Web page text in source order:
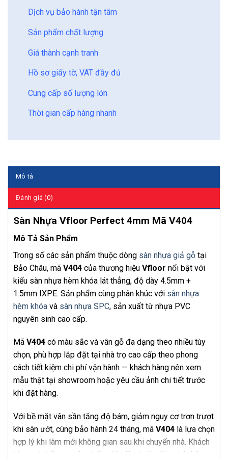
Dịch vụ bảo hành tận tâm
Sản phẩm chất lượng
Giá thành cạnh tranh
Hồ sơ giấy tờ, VAT đầy đủ
Cung cấp số lượng lớn
Thời gian cấp hàng nhanh
Mô tả
Đánh giá (0)
Sàn Nhựa Vfloor Perfect 4mm Mã V404
Mô Tả Sản Phẩm
Trong số các sản phẩm thuộc dòng sàn nhựa giả gỗ tại
Bảo Châu, mã V404 của thương hiệu Vfloor nổi bật với
kiểu sàn nhựa hèm khóa lát thẳng, độ dày 4.5mm +
1.5mm IXPE. Sản phẩm cùng phân khúc với sàn nhựa
hèm khóa và sàn nhựa SPC, sản xuất từ nhựa PVC
nguyên sinh cao cấp.
Mã V404 có màu sắc và vân gỗ đa dạng theo nhiều tùy
chọn, phù hợp lắp đặt tại nhà trọ cao cấp theo phong
cách tiết kiệm chi phí vận hành — khách hàng nên xem
mẫu thật tại showroom hoặc yêu cầu ảnh chi tiết trước
khi đặt hàng.
Với bề mặt vân sần tăng độ bám, giảm nguy cơ trơn trượt
khi sàn ướt, cùng bảo hành 24 tháng, mã V404 là lựa chọn
hợp lý khi làm mới không gian sau khi chuyển nhà. Khách
hàng có thể mua sản phẩm độc lập hoặc đăng ký thêm